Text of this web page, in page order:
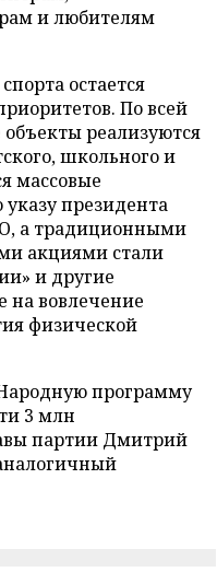
и любителям
остается
По всей
объекты реализуются
школьного и
массовые
указу президента
а традиционными
акциями стали
и другие
на вовлечение
физической
программу
3 млн
партии Дмитрий